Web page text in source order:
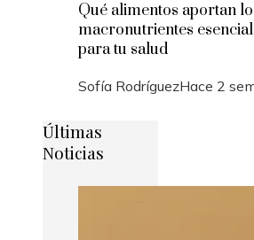
Qué alimentos aportan
macronutrientes
para tu salud
Sofía RodríguezHace 2
Últimas
Noticias